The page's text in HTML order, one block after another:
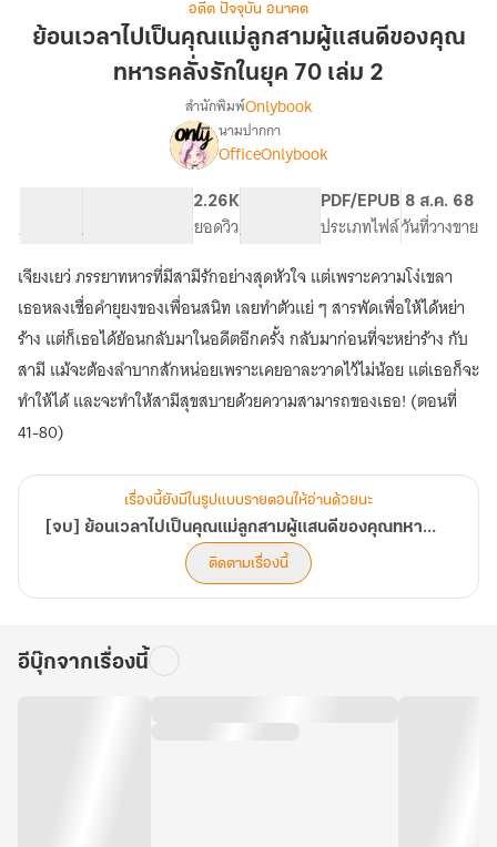
ไป
คุณ
ของ
ทหาร
คลั่ง
รัก
ใน
เล่ม
2
อดีต ปัจจุบัน อนาคต
ย้อนเวลาไปเป็นคุณแม่ลูกสามผู้แสนดีของคุณ
ทหารคลั่งรักในยุค 70 เล่ม 2
เรื่อง[จบ]
ย้อน
แม่
ลูก
สาม
ผู้
แสน
ดี
ของ
คลั่ง
รัก
ใน
ยุค
70
สำนักพิมพ์Onlybook
นามปากกา
OfficeOnlybook
จำนวนคำ จำนวนหน้า (A5)
2.26K
ยอดวิวระดับเนื้อหา
PDF/EPUB
ประเภทไฟล์
8 ส.ค. 68
วันที่วางขาย
เจียงเยว่ ภรรยาทหารที่มีสามีรักอย่างสุดหัวใจ แต่เพราะความโง่เขลา
เธอหลงเชื่อคำยุยงของเพื่อนสนิท เลยทำตัวแย่ ๆ สารพัดเพื่อให้ได้หย่า
ร้าง แต่ก็เธอได้ย้อนกลับมาในอดีตอีกครั้ง กลับมาก่อนที่จะหย่าร้าง กับ
สามี แม้จะต้องลำบากสักหน่อยเพราะเคยอาละวาดไว้ไม่น้อย แต่เธอก็จะ
ทำให้ได้ และจะทำให้สามีสุขสบายด้วยความสามารถของเธอ! (ตอนที่
41-80)
เรื่องนี้ยังมีในรูปแบบรายตอนให้อ่านด้วยนะ
[จบ] ย้อนเวลาไปเป็นคุณแม่ลูกสามผู้แสนดีของคุณทหารคลั่งรักในยุค 70
ติดตามเรื่องนี้
อีบุ๊กจากเรื่องนี้